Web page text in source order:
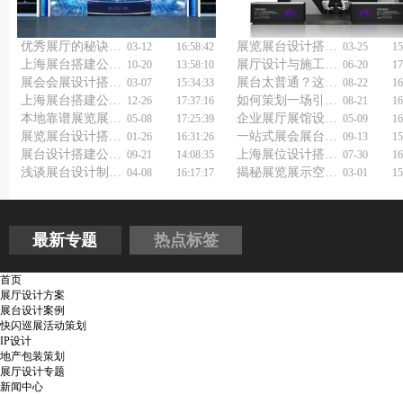
优秀展厅的秘诀在哪？企业展厅设计与施工公司告诉你！ 03-12 16:58:42 展览展台设计搭建应注意什么问题？ 03-25
上海展台搭建公司浅谈展台设计与搭建 10-20 13:58:10 展厅设计与施工有妙招？企业展厅展馆设计公司来支招！ 06-20
展会会展设计搭建经验分享 03-07 15:34:33 展台太普通？这家企业展馆展示设计公司用黑科技让你脱颖而出！ 08-22
上海展台搭建公司：打造视觉盛宴的魔法师 12-26 17:37:16 如何策划一场引爆朋友圈的创意快闪店活动？ 08-21
本地靠谱展览展馆设计公司怎么找？ 05-08 17:25:39 企业展厅展馆设计制作如何融入公司文化？ 05-09
展览展台设计搭建公司：让展台成为品牌传播的利器 01-26 16:31:26 一站式展会展台设计搭建公司，让展会亮点非你莫属！ 09-13
展台设计搭建公司如何选择？ 09-21 14:08:35 上海展位设计搭建公司关于展台设计搭建的分享 07-30
浅谈展台设计制作与搭建 04-08 16:17:17 揭秘展览展示空间设计布局的独特魅力在哪里？ 03-01
最新专题 热点标签
首页
展厅设计方案
展台设计案例
快闪巡展活动策划
IP设计
地产包装策划
展厅设计专题
新闻中心